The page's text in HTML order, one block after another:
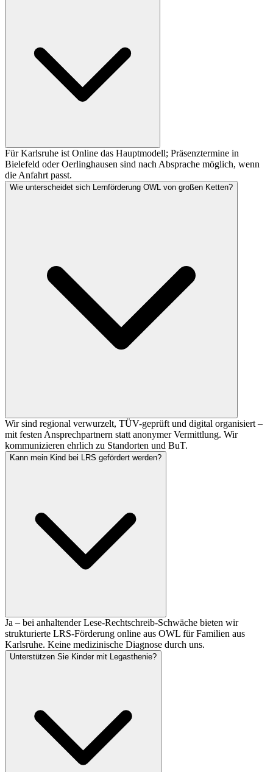
Für Karlsruhe ist Online das Hauptmodell; Präsenztermine in
Bielefeld oder Oerlinghausen sind nach Absprache möglich, wenn
die Anfahrt passt.
Wie unterscheidet sich Lernförderung OWL von großen Ketten?
Wir sind regional verwurzelt, TÜV-geprüft und digital organisiert –
mit festen Ansprechpartnern statt anonymer Vermittlung. Wir
kommunizieren ehrlich zu Standorten und BuT.
Kann mein Kind bei LRS gefördert werden?
Ja – bei anhaltender Lese-Rechtschreib-Schwäche bieten wir
strukturierte LRS-Förderung online aus OWL für Familien aus
Karlsruhe. Keine medizinische Diagnose durch uns.
Unterstützen Sie Kinder mit Legasthenie?